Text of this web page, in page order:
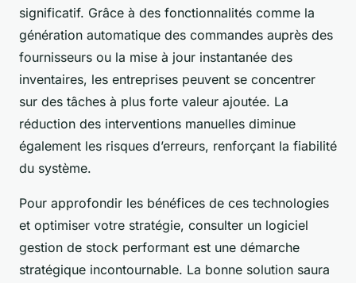
significatif. Grâce à des fonctionnalités comme la
génération automatique des commandes auprès des
fournisseurs ou la mise à jour instantanée des
inventaires, les entreprises peuvent se concentrer
sur des tâches à plus forte valeur ajoutée. La
réduction des interventions manuelles diminue
également les risques d’erreurs, renforçant la fiabilité
du système.
Pour approfondir les bénéfices de ces technologies
et optimiser votre stratégie, consulter un logiciel
gestion de stock performant est une démarche
stratégique incontournable. La bonne solution saura